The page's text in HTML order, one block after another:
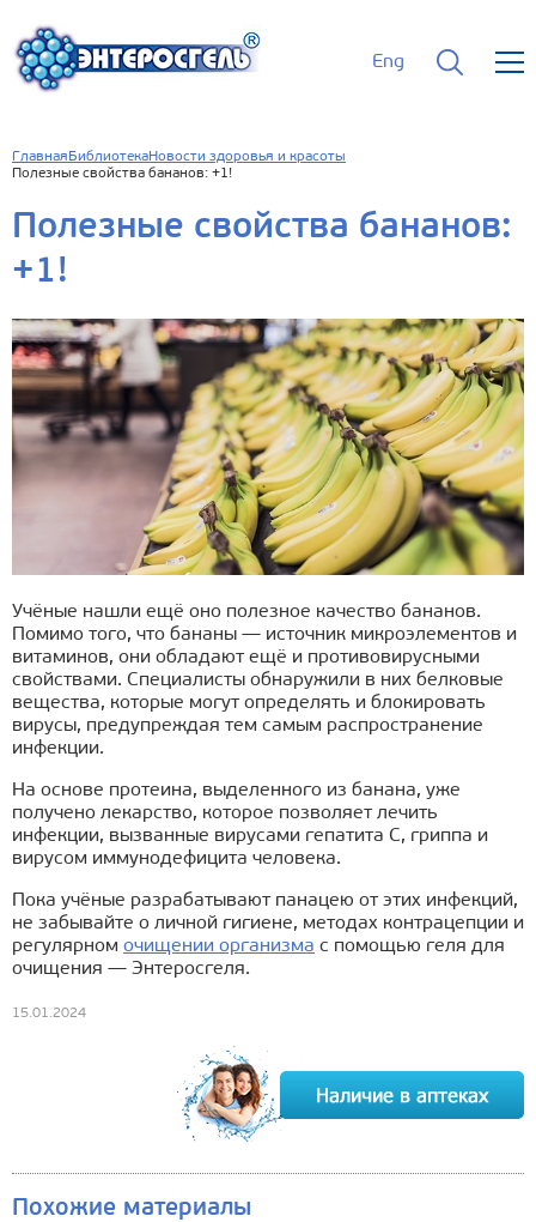
Eng
Главная БиблиотекаНовости здоровья и красоты
Полезные свойства бананов: +1!
Полезные свойства бананов:
+1!
Учёные нашли ещё оно полезное качество бананов.
Помимо того, что бананы — источник микроэлементов и
витаминов, они обладают ещё и противовирусными
свойствами. Специалисты обнаружили в них белковые
вещества, которые могут определять и блокировать
вирусы, предупреждая тем самым распространение
инфекции.
На основе протеина, выделенного из банана, уже
получено лекарство, которое позволяет лечить
инфекции, вызванные вирусами гепатита С, гриппа и
вирусом иммунодефицита человека.
Пока учёные разрабатывают панацею от этих инфекций,
не забывайте о личной гигиене, методах контрацепции и
регулярном очищении организма с помощью геля для
очищения — Энтеросгеля.
15.01.2024
Похожие материалы